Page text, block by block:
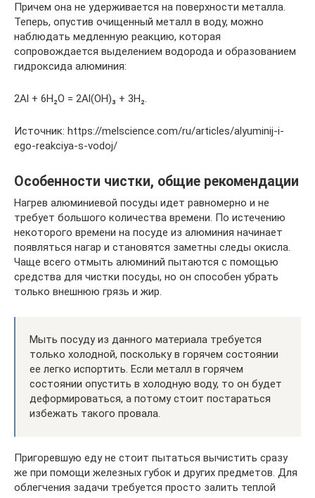
Причем она не удерживается на поверхности металла.
Теперь, опустив очищенный металл в воду, можно
наблюдать медленную реакцию, которая
сопровождается выделением водорода и образованием
гидроксида алюминия:
2Al + 6H₂O = 2Al(OH)₃ + 3H₂.
Источник: https://melscience.com/ru/articles/alyuminij-i-
ego-reakciya-s-vodoj/
Особенности чистки, общие рекомендации
Нагрев алюминиевой посуды идет равномерно и не
требует большого количества времени. По истечению
некоторого времени на посуде из алюминия начинает
появляться нагар и становятся заметны следы окисла.
Чаще всего отмыть алюминий пытаются с помощью
средства для чистки посуды, но он способен убрать
только внешнюю грязь и жир.
Мыть посуду из данного материала требуется
только холодной, поскольку в горячем состоянии
ее легко испортить. Если металл в горячем
состоянии опустить в холодную воду, то он будет
деформироваться, а потому стоит постараться
избежать такого провала.
Пригоревшую еду не стоит пытаться вычистить сразу
же при помощи железных губок и других предметов. Для
облегчения задачи требуется просто залить теплой